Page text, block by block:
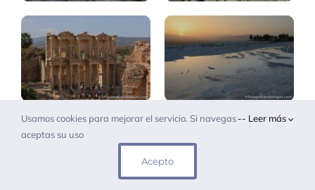
Museum
pass
Capadocia:
trekking
valle
Rojo
Usamos cookies para mejorar el servicio. Si navegas
aceptas su uso
-- Leer más
Acepto